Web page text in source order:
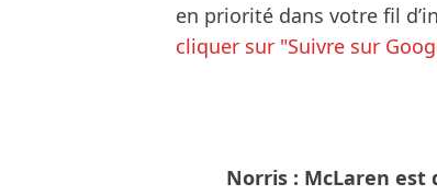
en priorité dans votre fil
cliquer sur "Suivre sur
Norris : McLaren est